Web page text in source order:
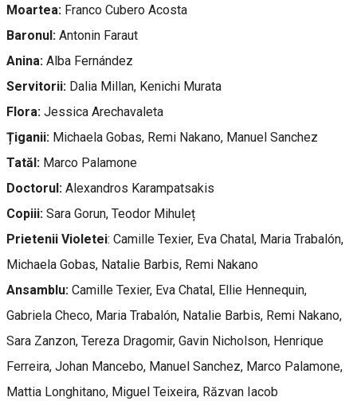
Moartea: Franco Cubero Acosta
Baronul: Antonin Faraut
Anina: Alba Fernández
Servitorii: Dalia Millan, Kenichi Murata
Flora: Jessica Arechavaleta
Țiganii: Michaela Gobas, Remi Nakano, Manuel Sanchez
Tatăl: Marco Palamone
Doctorul: Alexandros Karampatsakis
Copiii: Sara Gorun, Teodor Mihuleț
Prietenii Violetei: Camille Texier, Eva Chatal, Maria Trabalón,
Michaela Gobas, Natalie Barbis, Remi Nakano
Ansamblu: Camille Texier, Eva Chatal, Ellie Hennequin,
Gabriela Checo, Maria Trabalón, Natalie Barbis, Remi Nakano,
Sara Zanzon, Tereza Dragomir, Gavin Nicholson, Henrique
Ferreira, Johan Mancebo, Manuel Sanchez, Marco Palamone,
Mattia Longhitano, Miguel Teixeira, Răzvan Iacob